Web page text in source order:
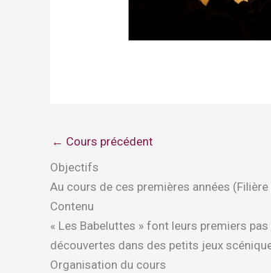
← Cours précédent
Objectifs
Au cours de ces premières années
Contenu
« Les Babeluttes » font leurs premiers
découvertes dans des petits jeux
Organisation du cours